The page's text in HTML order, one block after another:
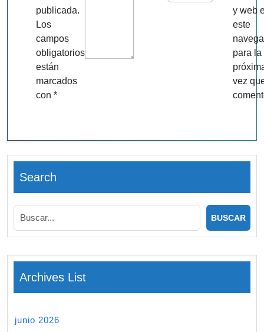
publicada.
Los
campos
obligatorios
están
marcados
con *
y web
este
para la
vez
Search
Archives List
junio 2026